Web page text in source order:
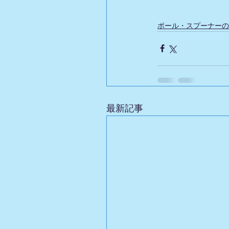
ポール・スプーナー
最新記事